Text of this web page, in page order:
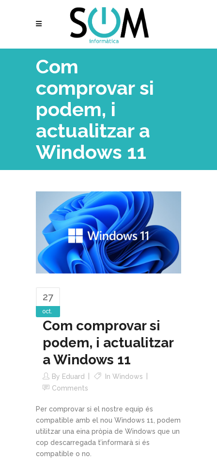
Com
comprovar si
podem, i
actualitzar a
Windows 11
27
oct.
Com comprovar si
podem, i actualitzar
a Windows 11
By Eduard In Windows
Comments
Per comprovar si el nostre equip és
compatible amb el nou Windows 11, podem
utilitzar una eina pròpia de Windows que un
cop descarregada t’informarà si és
compatible o no.